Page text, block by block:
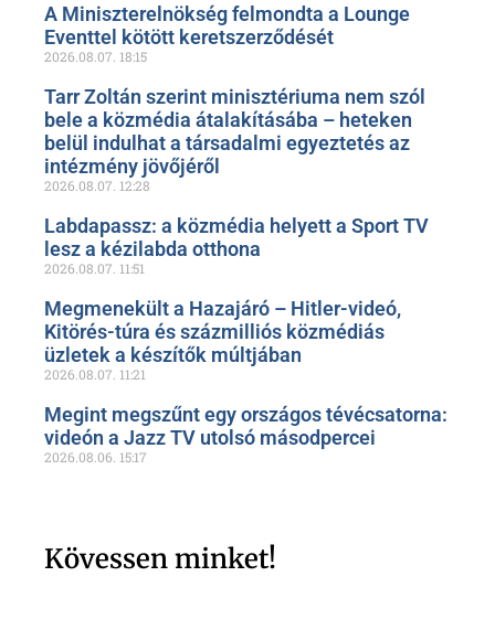
A Miniszterelnökség felmondta a Lounge
Eventtel kötött keretszerződését
2026.08.07. 18:15
Tarr Zoltán szerint minisztériuma nem szól
bele a közmédia átalakításába – heteken
belül indulhat a társadalmi egyeztetés az
intézmény jövőjéről
2026.08.07. 12:28
Labdapassz: a közmédia helyett a Sport TV
lesz a kézilabda otthona
2026.08.07. 11:51
Megmenekült a Hazajáró – Hitler-videó,
Kitörés-túra és százmilliós közmédiás
üzletek a készítők múltjában
2026.08.07. 11:21
Megint megszűnt egy országos tévécsatorna:
videón a Jazz TV utolsó másodpercei
2026.08.06. 15:17
Kövessen minket!